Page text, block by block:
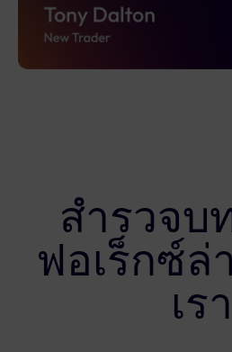
สำรวจบ
ฟอเร็กซ์ล่
เรา